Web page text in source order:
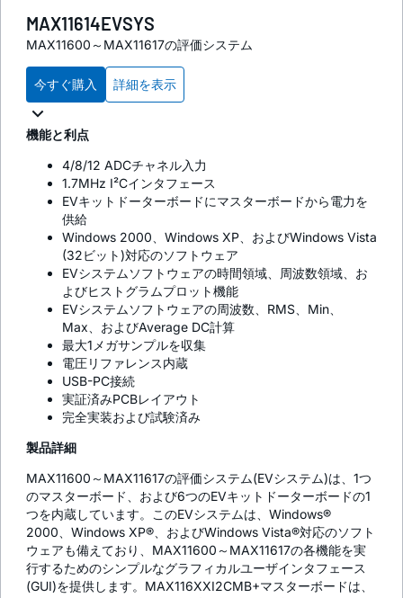
MAX11614EVSYS
MAX11600～MAX11617の評価システム
今すぐ購入 詳細を表示
機能と利点
4/8/12 ADCチャネル入力
1.7MHz I²Cインタフェース
EVキットドーターボードにマスターボードから電力を
供給
Windows 2000、Windows XP、およびWindows Vista
(32ビット)対応のソフトウェア
EVシステムソフトウェアの時間領域、周波数領域、お
よびヒストグラムプロット機能
EVシステムソフトウェアの周波数、RMS、Min、
Max、およびAverage DC計算
最大1メガサンプルを収集
電圧リファレンス内蔵
USB-PC接続
実証済みPCBレイアウト
完全実装および試験済み
製品詳細
MAX11600～MAX11617の評価システム(EVシステム)は、1つ
のマスターボード、および6つのEVキットドーターボードの1
つを内蔵しています。このEVシステムは、Windows®
2000、Windows XP®、およびWindows Vista®対応のソフト
ウェアも備えており、MAX11600～MAX11617の各機能を実
行するためのシンプルなグラフィカルユーザインタフェース
(GUI)を提供します。MAX116XXI2CMB+マスターボードは、